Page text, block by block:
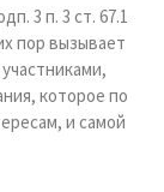
3 п. 3 ст. 67.1
пор вызывает
которое по
и самой